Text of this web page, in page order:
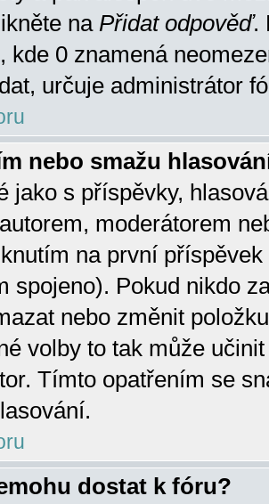
na Přidat odpověď.
kde 0 znamená
určuje administrátor
nebo smažu
jako s příspěvky,
moderátorem
na první
spojeno). Pokud nikdo
nebo změnit
volby to tak může
Tímto opatřením se
dostat k fóru?